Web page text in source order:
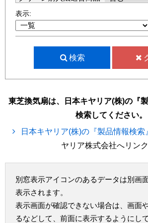
表示:
検索
東芝換気扇は、日本キヤリア(株)の『
検索してください。
日本キヤリア(株)の『製品情報検索
ヤリア株式会社へリンク
別窓表示アイコンのあるデータは別画
表示されます。
表示画面が確認できない場合は、画面
るなどして、前面に表示するようにし